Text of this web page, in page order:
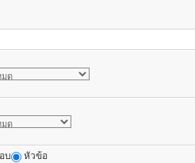
บ หัวข้อ